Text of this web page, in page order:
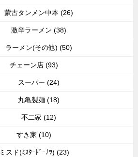
蒙古タンメン中本 (26)
激辛ラーメン (38)
ラーメン(その他) (50)
チェーン店 (93)
スーパー (24)
丸亀製麺 (18)
不二家 (12)
すき家 (10)
ミスド(ﾐｽﾀｰﾄﾞｰﾅﾂ) (23)